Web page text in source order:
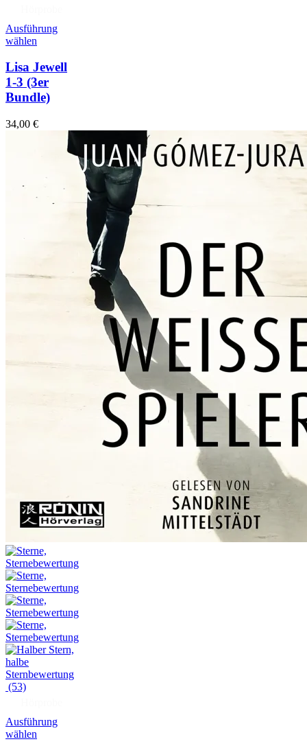
Ausführung
wählen
Lisa Jewell
1-3 (3er
Bundle)
34,00 €
(53)
Ausführung
wählen